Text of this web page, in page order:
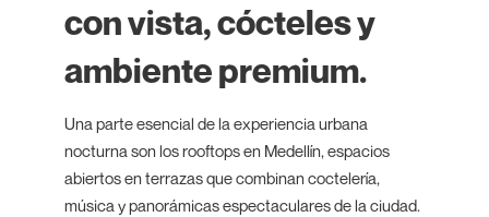
con vista, cócteles y
ambiente premium.
Una parte esencial de la experiencia urbana
nocturna son los rooftops en Medellín, espacios
abiertos en terrazas que combinan coctelería,
música y panorámicas espectaculares de la ciudad.